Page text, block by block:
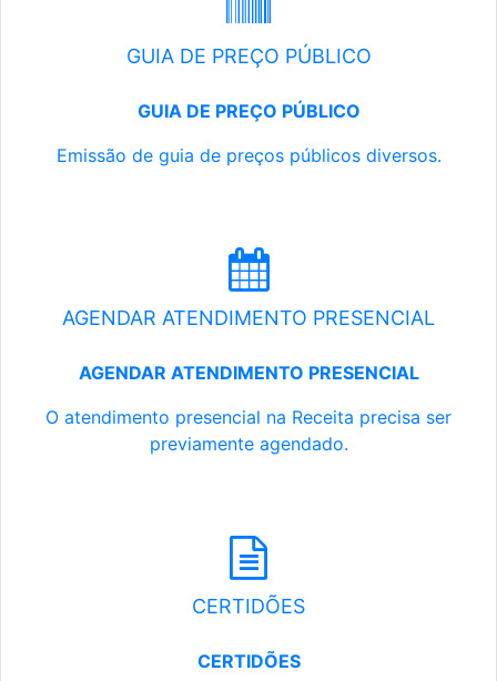
GUIA DE PREÇO PÚBLICO
GUIA DE PREÇO PÚBLICO
Emissão de guia de preços públicos diversos.
AGENDAR ATENDIMENTO PRESENCIAL
AGENDAR ATENDIMENTO PRESENCIAL
O atendimento presencial na Receita precisa ser
previamente agendado.
CERTIDÕES
CERTIDÕES